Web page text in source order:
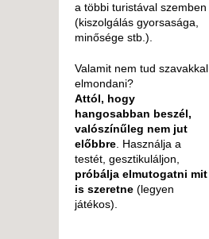
a többi turistával szemben
(kiszolgálás gyorsasága,
minősége stb.).
Valamit nem tud szavakkal
elmondani?
Attól, hogy
hangosabban beszél,
valószínűleg nem jut
előbbre . Használja a
testét, gesztikuláljon,
próbálja elmutogatni mit
is szeretne (legyen
játékos).